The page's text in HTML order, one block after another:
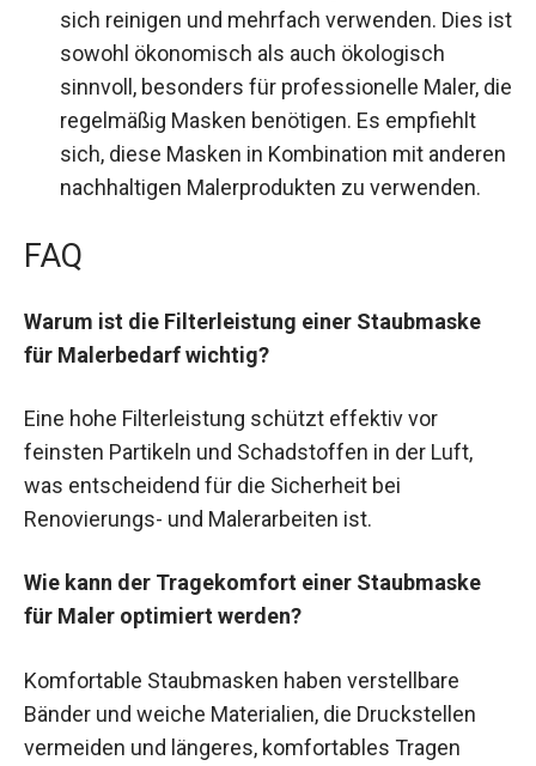
sich reinigen und mehrfach verwenden. Dies ist
sowohl ökonomisch als auch ökologisch
sinnvoll, besonders für professionelle Maler, die
regelmäßig Masken benötigen. Es empfiehlt
sich, diese Masken in Kombination mit anderen
nachhaltigen Malerprodukten zu verwenden.
FAQ
Warum ist die Filterleistung einer Staubmaske
für Malerbedarf wichtig?
Eine hohe Filterleistung schützt effektiv vor
feinsten Partikeln und Schadstoffen in der Luft,
was entscheidend für die Sicherheit bei
Renovierungs- und Malerarbeiten ist.
Wie kann der Tragekomfort einer Staubmaske
für Maler optimiert werden?
Komfortable Staubmasken haben verstellbare
Bänder und weiche Materialien, die Druckstellen
vermeiden und längeres, komfortables Tragen